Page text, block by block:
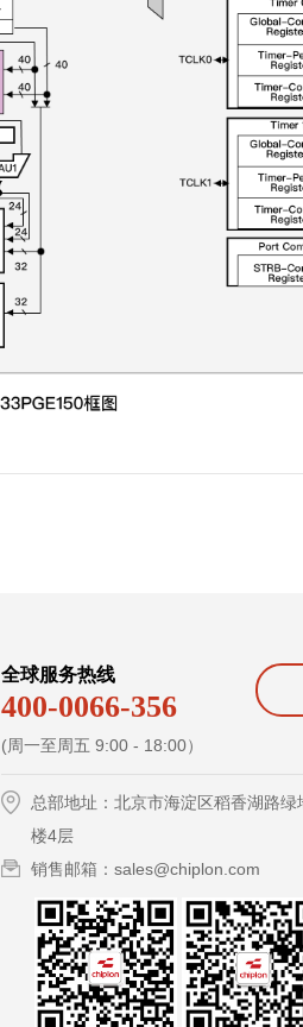
全球服务热线
400-0066-356
(周一至周五 9:00 - 18:00）
总部地址：北京市海淀区稻香湖路
楼4层
销售邮箱：sales@chiplon.com